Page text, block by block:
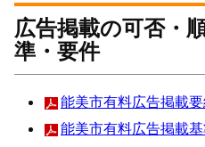
広告掲載の可否・
準・要件
能美市有料広告掲載
能美市有料広告掲載